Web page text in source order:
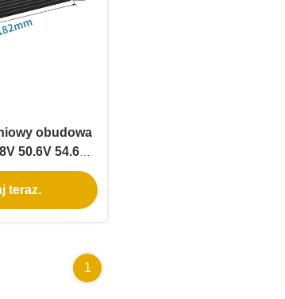
obudowa
50.6V 54.6V
Ładowarka
6A 7A 8A do
litowo-
teraz.
1